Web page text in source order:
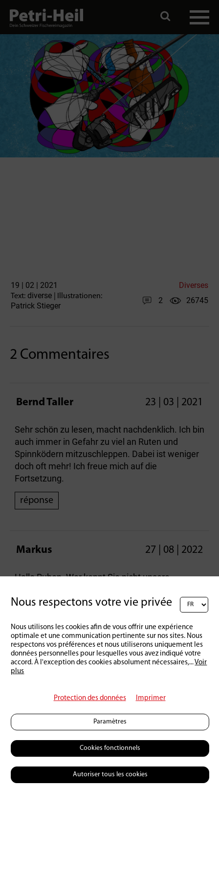
19 | 02 | 2021 Diverses
Text: diverse | Illustrationen:
Patrick Stieger
2 26745
2 Commentaires
Bernd Taller 23 | 03 | 2021
Sehr schön zu lesen, macht nachdenklich. Ich bin
auch immer in Gefahr zu viel an Ruten und
Spinnködern mitzuschleppen. Dabei ist weniger
doch oft mehr! Ich freue mich auf die
Fortsetzung.
réponse
Markus 27 | 08 | 2022
Hallo Ruben. Wer kennt Sie nicht unsere
Muss ich mir merken.
réponse
Rédigez un commentaire :
Nous respectons votre vie privée
Nous utilisons les cookies afin de vous offrir une expérience
optimale et une communication pertinente sur nos sites. Nous
respectons vos préférences et nous utiliserons uniquement les
données personnelles pour lesquelles vous avez indiqué votre
accord. À l'exception des cookies absolument nécessaires,...Voir
plus
Protection des données Imprimer
Paramètres
Cookies fonctionnels
Autoriser tous les cookies